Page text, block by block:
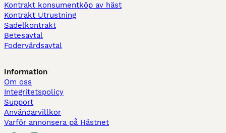
Kontrakt konsumentköp av häst
Kontrakt Utrustning
Sadelkontrakt
Betesavtal
Fodervärdsavtal
Information
Om oss
Integritetspolicy
Support
Användarvillkor
Varför annonsera på Hästnet